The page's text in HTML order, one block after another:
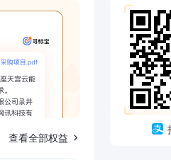
查看全部权益